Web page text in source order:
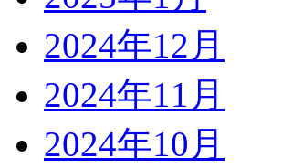
2024年12月
2024年11月
2024年10月